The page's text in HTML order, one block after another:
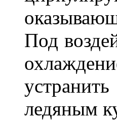
Под
ледяным